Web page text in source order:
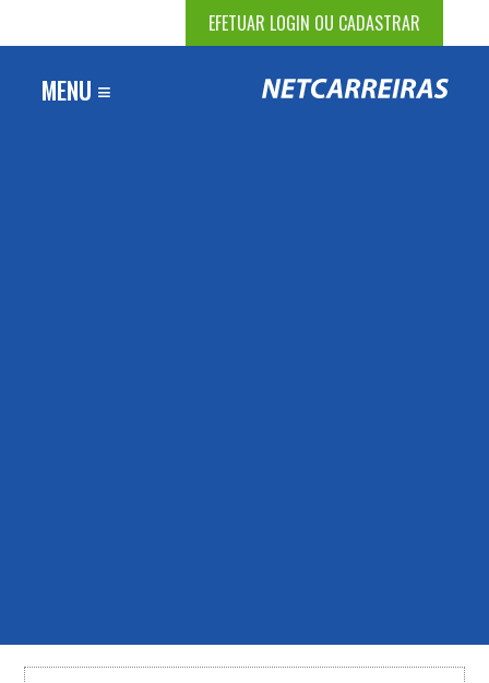
EFETUAR LOGIN OU CADASTRAR
MENU ≡